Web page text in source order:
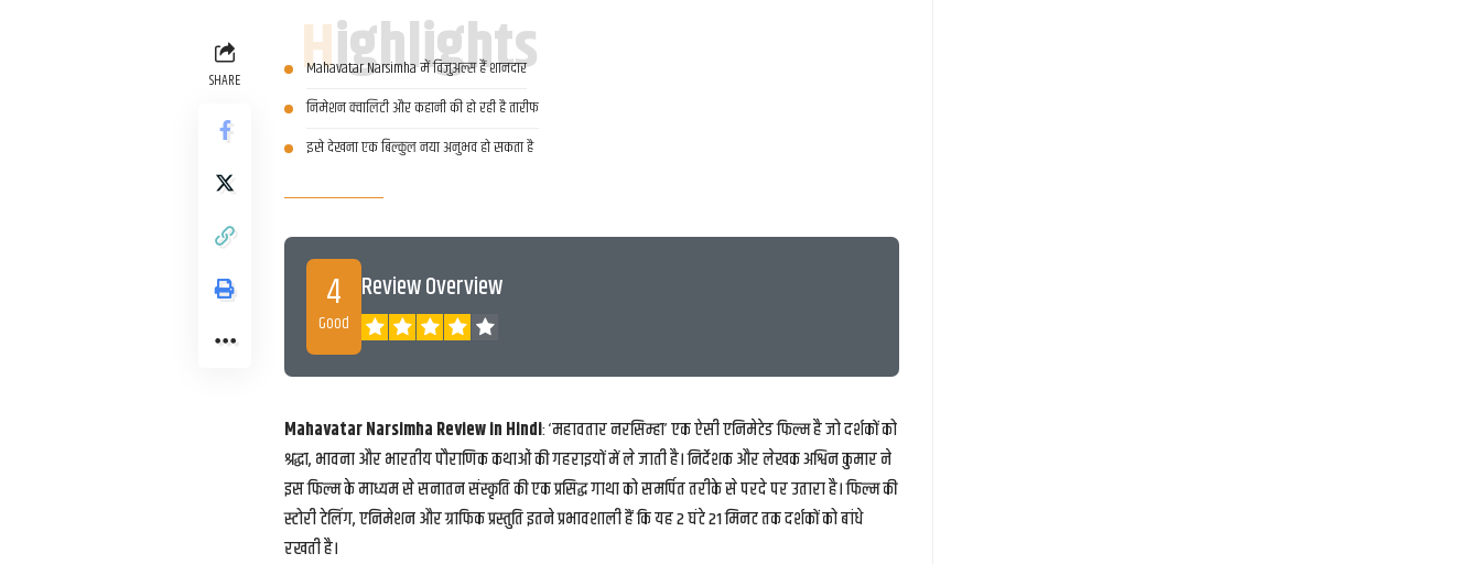
SHARE Highlights
Mahavatar Narsimha में विजुअल्स हैं शानदार
निमेशन क्वालिटी और कहानी की हो रही है तारीफ
इसे देखना एक बिल्कुल नया अनुभव हो सकता है
4
Good
Review Overview
Mahavatar Narsimha Review in Hindi: ‘महावतार नरसिम्हा’ एक ऐसी एनिमेटेड फिल्म है जो दर्शकों को
श्रद्धा, भावना और भारतीय पौराणिक कथाओं की गहराइयों में ले जाती है। निर्देशक और लेखक अश्विन कुमार ने
इस फिल्म के माध्यम से सनातन संस्कृति की एक प्रसिद्ध गाथा को समर्पित तरीके से परदे पर उतारा है। फिल्म की
स्टोरी टेलिंग, एनिमेशन और ग्राफिक प्रस्तुति इतने प्रभावशाली हैं कि यह 2 घंटे 21 मिनट तक दर्शकों को बांधे
रखती है।